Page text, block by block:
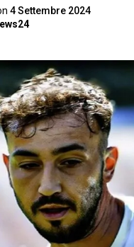
4 Settembre 2024